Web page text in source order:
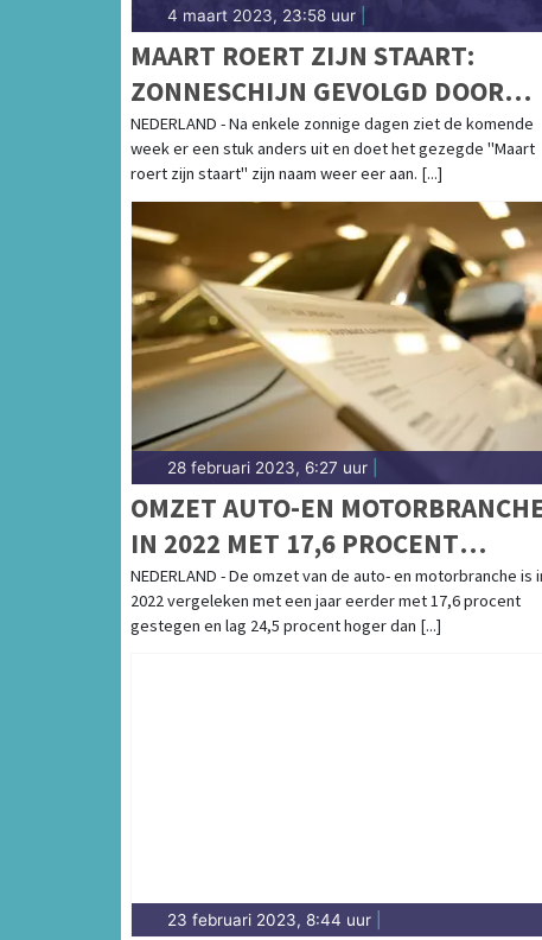
4 maart 2023, 23:58 uur
MAART ROERT ZIJN STAART:
ZONNESCHIJN GEVOLGD DOOR
(WINTERSE) BUIEN
NEDERLAND - Na enkele zonnige dagen ziet de komende
week er een stuk anders uit en doet het gezegde "Maart
roert zijn staart" zijn naam weer eer aan. [...]
28 februari 2023, 6:27 uur
OMZET AUTO-EN
IN 2022 MET 17,6 PROCENT
GESTEGEN
NEDERLAND - De omzet van de auto- en motorbranche is
2022 vergeleken met een jaar eerder met 17,6 procent
gestegen en lag 24,5 procent hoger dan [...]
23 februari 2023, 8:44 uur